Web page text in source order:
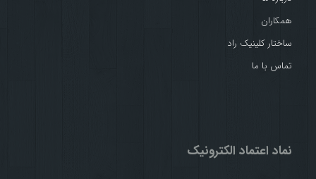
همکاران
ساختار کلینیک راد
تماس با ما
نماد اعتماد الکترونیک